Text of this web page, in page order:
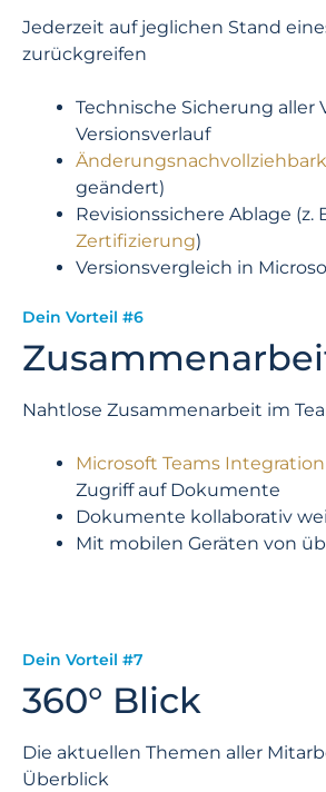
Jederzeit auf jeglichen Stand
zurückgreifen
Technische Sicherung aller
Versionsverlauf
geändert)
Revisionssichere Ablage (z.
Zertifizierung)
Versionsvergleich in
Dein Vorteil #6
Nahtlose Zusammenarbeit im
Microsoft Teams Integration
Zugriff auf Dokumente
Dokumente kollaborativ
Mit mobilen Geräten von
Dein Vorteil #7
360° Blick
Die aktuellen Themen aller
Überblick